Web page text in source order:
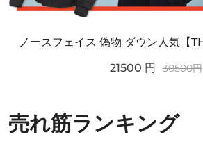
21500 円 30500円
売れ筋ランキング